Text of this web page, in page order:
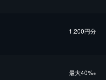
1,200円分
最⼤40%※